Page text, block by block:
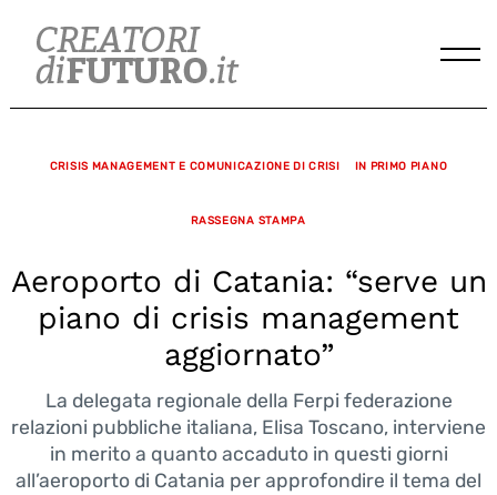
content
CRISIS MANAGEMENT E COMUNICAZIONE DI CRISI IN PRIMO PIANO
RASSEGNA STAMPA
Aeroporto di Catania: “serve un
piano di crisis management
aggiornato”
La delegata regionale della Ferpi federazione
relazioni pubbliche italiana, Elisa Toscano, interviene
in merito a quanto accaduto in questi giorni
all’aeroporto di Catania per approfondire il tema del